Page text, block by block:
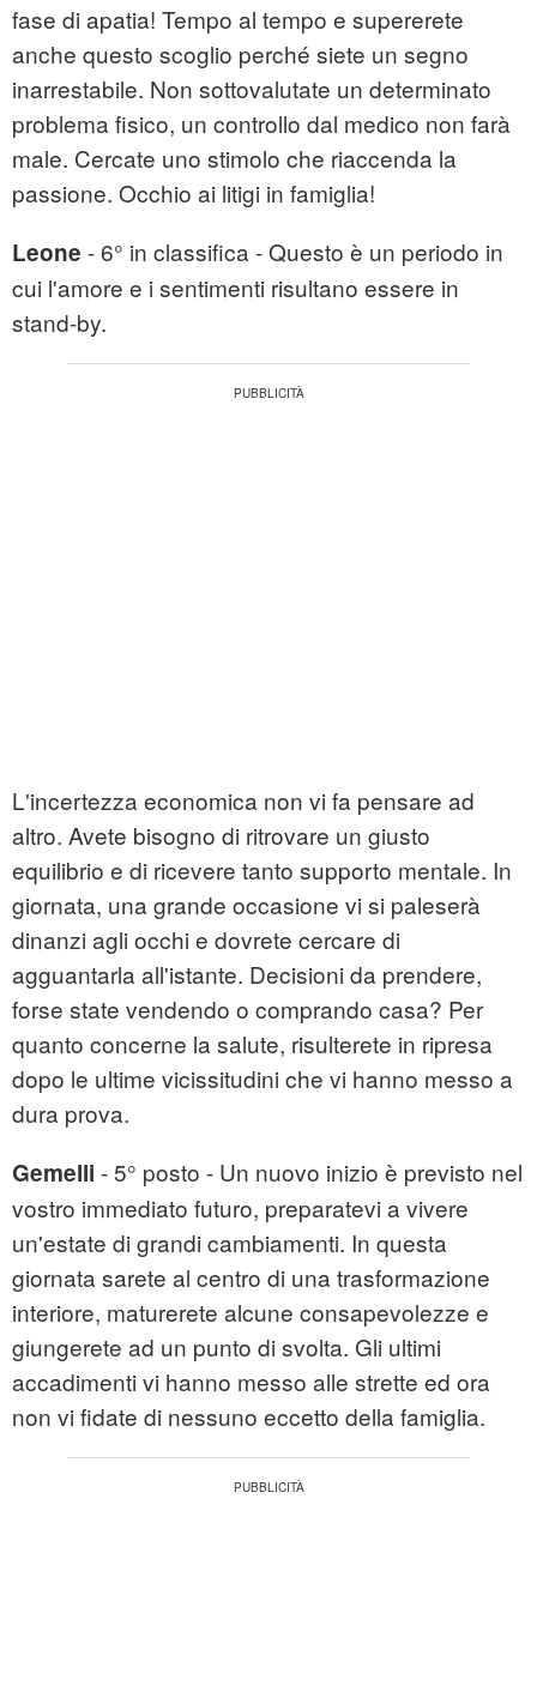
fase di apatia! Tempo al tempo e supererete
anche questo scoglio perché siete un segno
inarrestabile. Non sottovalutate un determinato
problema fisico, un controllo dal medico non farà
male. Cercate uno stimolo che riaccenda la
passione. Occhio ai litigi in famiglia!
Leone - 6° in classifica - Questo è un periodo in
cui l'amore e i sentimenti risultano essere in
stand-by.
L'incertezza economica non vi fa pensare ad
altro. Avete bisogno di ritrovare un giusto
equilibrio e di ricevere tanto supporto mentale. In
giornata, una grande occasione vi si paleserà
dinanzi agli occhi e dovrete cercare di
agguantarla all'istante. Decisioni da prendere,
forse state vendendo o comprando casa? Per
quanto concerne la salute, risulterete in ripresa
dopo le ultime vicissitudini che vi hanno messo a
dura prova.
Gemelli - 5° posto - Un nuovo inizio è previsto nel
vostro immediato futuro, preparatevi a vivere
un'estate di grandi cambiamenti. In questa
giornata sarete al centro di una trasformazione
interiore, maturerete alcune consapevolezze e
giungerete ad un punto di svolta. Gli ultimi
accadimenti vi hanno messo alle strette ed ora
non vi fidate di nessuno eccetto della famiglia.